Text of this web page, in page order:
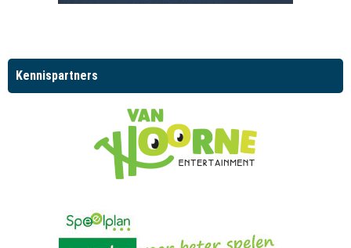
Kennispartners